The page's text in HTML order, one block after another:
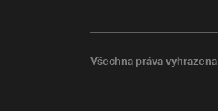
Všechna práva vyhrazena